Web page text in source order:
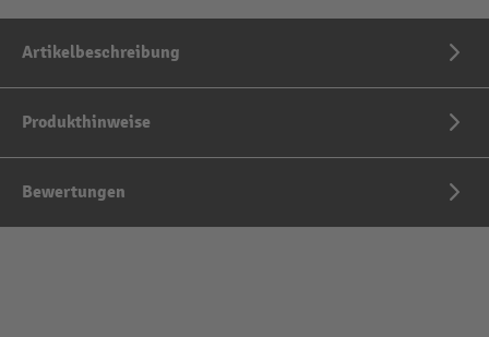
Artikelbeschreibung
Produkthinweise
Bewertungen